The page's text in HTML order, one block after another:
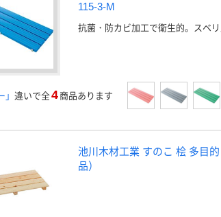
115-3-M
抗菌・防カビ加工で衛生的。スベ
」 違いで全4 商品あります
池川木材工業 すのこ 桧 多目
品）